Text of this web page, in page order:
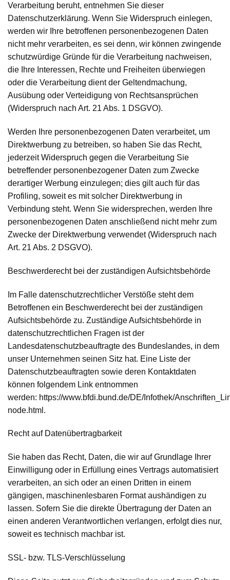
Verarbeitung beruht, entnehmen Sie dieser
Datenschutzerklärung. Wenn Sie Widerspruch einlegen,
werden wir Ihre betroffenen personenbezogenen Daten
nicht mehr verarbeiten, es sei denn, wir können zwingende
schutzwürdige Gründe für die Verarbeitung nachweisen,
die Ihre Interessen, Rechte und Freiheiten überwiegen
oder die Verarbeitung dient der Geltendmachung,
Ausübung oder Verteidigung von Rechtsansprüchen
(Widerspruch nach Art. 21 Abs. 1 DSGVO).
Werden Ihre personenbezogenen Daten verarbeitet, um
Direktwerbung zu betreiben, so haben Sie das Recht,
jederzeit Widerspruch gegen die Verarbeitung Sie
betreffender personenbezogener Daten zum Zwecke
derartiger Werbung einzulegen; dies gilt auch für das
Profiling, soweit es mit solcher Direktwerbung in
Verbindung steht. Wenn Sie widersprechen, werden Ihre
personenbezogenen Daten anschließend nicht mehr zum
Zwecke der Direktwerbung verwendet (Widerspruch nach
Art. 21 Abs. 2 DSGVO).
Beschwerde­recht bei der zuständigen Aufsichts­behörde
Im Falle datenschutzrechtlicher Verstöße steht dem
Betroffenen ein Beschwerderecht bei der zuständigen
Aufsichtsbehörde zu. Zuständige Aufsichtsbehörde in
datenschutzrechtlichen Fragen ist der
Landesdatenschutzbeauftragte des Bundeslandes, in dem
unser Unternehmen seinen Sitz hat. Eine Liste der
Datenschutzbeauftragten sowie deren Kontaktdaten
können folgendem Link entnommen
werden: https://www.bfdi.bund.de/DE/Infothek/
node.html.
Recht auf Daten­übertrag­barkeit
Sie haben das Recht, Daten, die wir auf Grundlage Ihrer
Einwilligung oder in Erfüllung eines Vertrags automatisiert
verarbeiten, an sich oder an einen Dritten in einem
gängigen, maschinenlesbaren Format aushändigen zu
lassen. Sofern Sie die direkte Übertragung der Daten an
einen anderen Verantwortlichen verlangen, erfolgt dies nur,
soweit es technisch machbar ist.
SSL- bzw. TLS-Verschlüsselung